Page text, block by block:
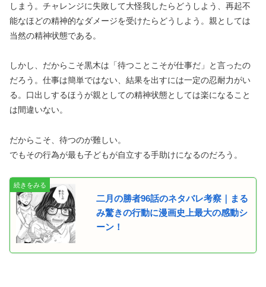
しまう。チャレンジに失敗して大怪我したらどうしよう、再起不
能なほどの精神的なダメージを受けたらどうしよう。親としては
当然の精神状態である。
しかし、だからこそ黒木は「待つことこそが仕事だ」と言ったの
だろう。仕事は簡単ではない、結果を出すには一定の忍耐力がい
る。口出しするほうが親としての精神状態としては楽になること
は間違いない。
だからこそ、待つのが難しい。
でもその行為が最も子どもが自立する手助けになるのだろう。
二月の勝者96話のネタバレ考察｜まる
み驚きの行動に漫画史上最大の感動シ
ーン！